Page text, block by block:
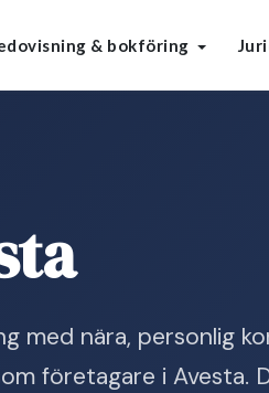
& bokföring
med nära, personlig
företagare i Avesta.